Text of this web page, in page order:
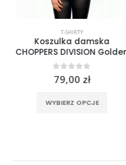
T-SHIRTY
Koszulka damska
CHOPPERS DIVISION Golden
0out of 5
79,00zł
WYBIERZ OPCJE